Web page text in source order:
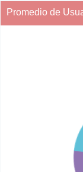
Promedio de